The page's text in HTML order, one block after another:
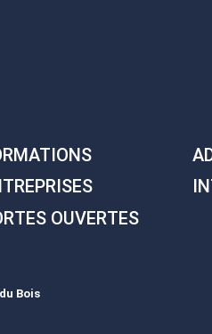
OUVERTES
Bois